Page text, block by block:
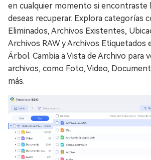
en cualquier momento si encontraste
deseas recuperar. Explora categorías
Eliminados, Archivos Existentes,
Archivos RAW y Archivos Etiquetados
Árbol. Cambia a Vista de Archivo para
archivos, como Foto, Video,
más.